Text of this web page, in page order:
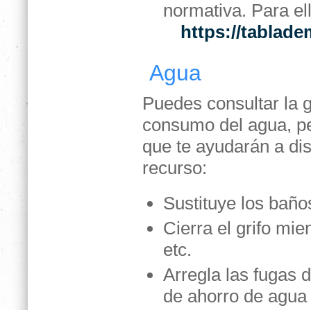
normativa. Para
https://
Agua
Puedes consultar la
consumo del agua,
que te ayudarán a
recurso:
Sustituye los
Cierra el grifo
etc.
Arregla las fugas
de ahorro de